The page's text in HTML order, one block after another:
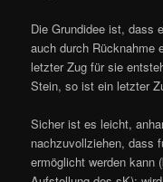
Die Grundidee ist, dass
auch durch Rücknahme
letzter Zug für sie
Stein, so ist ein letzter
Sicher ist es leicht,
nachzuvollziehen, dass
ermöglicht werden kann